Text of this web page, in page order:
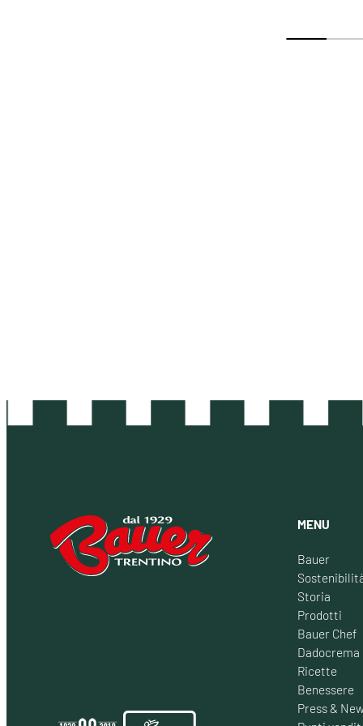
MENU
Bauer
Storia
Prodotti
Bauer Chef
Dadocrema
Ricette
Benessere
Press &